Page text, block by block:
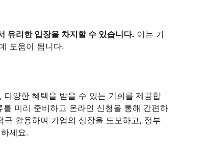
유리한 입장을 차지할 수 있습니다. 이는 기
도움이 됩니다.
다양한 혜택을 받을 수 있는 기회를 제공합
미리 준비하고 온라인 신청을 통해 간편하
극 활용하여 기업의 성장을 도모하고, 정부
세요.